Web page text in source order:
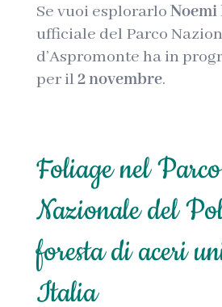
Se vuoi esplorarlo Noemi
ufficiale del Parco
d’Aspromonte ha in
per il2 novembre.
Foliage nel Parco
Nazionale del
foresta di aceri
Italia